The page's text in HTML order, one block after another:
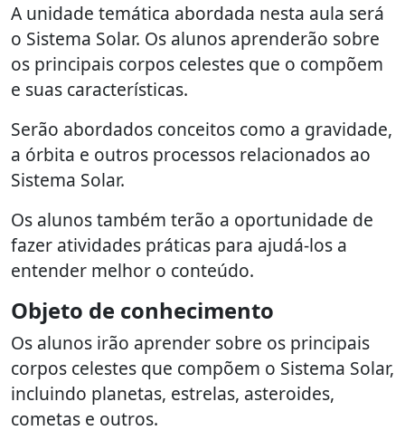
A unidade temática abordada nesta aula será
o Sistema Solar. Os alunos aprenderão sobre
os principais corpos celestes que o compõem
e suas características.
Serão abordados conceitos como a gravidade,
a órbita e outros processos relacionados ao
Sistema Solar.
Os alunos também terão a oportunidade de
fazer atividades práticas para ajudá-los a
entender melhor o conteúdo.
Objeto de conhecimento
Os alunos irão aprender sobre os principais
corpos celestes que compõem o Sistema Solar,
incluindo planetas, estrelas, asteroides,
cometas e outros.